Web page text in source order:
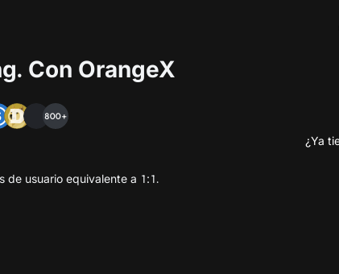
Con OrangeX
800+
de usuario equivalente a 1:1.
¿Ya